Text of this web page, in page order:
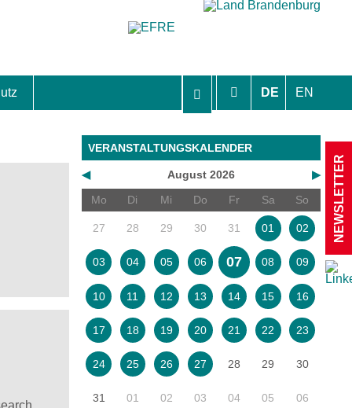
DE EN
VERANSTALTUNGSKALENDER
◀ ▶
August 2026
Mo
Di Mi Do Fr Sa So
27 28 29 30 31 01 02
03 04 05 06 07 08 09
10 11 12 13 14 15 16
17 18 19 20 21 22 23
24 25 26 27 28 29 30
31 01 02 03 04 05 06
NEWSLETTER